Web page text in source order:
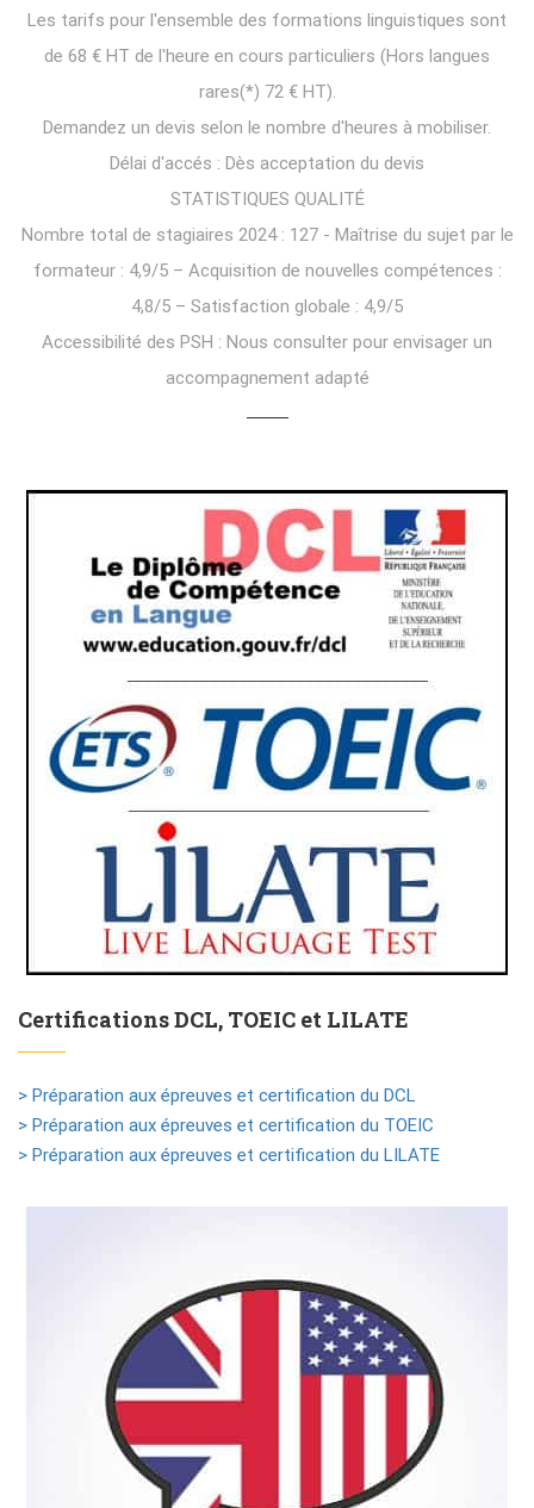
Les tarifs pour l'ensemble des formations linguistiques sont
de 68 € HT de l'heure en cours particuliers (Hors langues
rares(*) 72 € HT).
Demandez un devis selon le nombre d'heures à mobiliser.
Délai d'accés : Dès acceptation du devis
STATISTIQUES QUALITÉ
Nombre total de stagiaires 2024 : 127 - Maîtrise du sujet par le
formateur : 4,9/5 – Acquisition de nouvelles compétences :
4,8/5 – Satisfaction globale : 4,9/5
Accessibilité des PSH : Nous consulter pour envisager un
accompagnement adapté
Certifications DCL, TOEIC et LILATE
> Préparation aux épreuves et certification du DCL
> Préparation aux épreuves et certification du TOEIC
> Préparation aux épreuves et certification du LILATE